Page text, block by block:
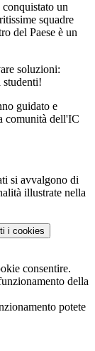
un
squadre
del Paese è un
soluzioni:
studenti!
guidato e
comunità dell'IC
si avvalgono di
illustrate nella
i cookies
consentire.
della
potete